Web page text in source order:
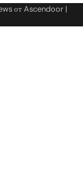
отAscendoor |